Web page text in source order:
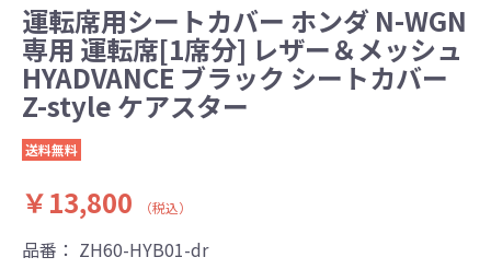
運転席用シートカバー ホンダ N-WGN
専用 運転席[1席分] レザー＆メッシュ
HYADVANCE ブラック シートカバー
Z-style ケアスター
送料無料
￥13,800 （税込）
品番： ZH60-HYB01-dr